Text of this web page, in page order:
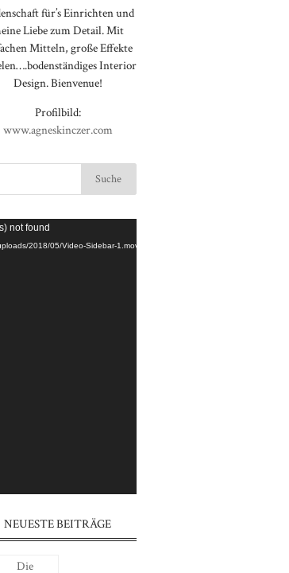
für’s Einrichten und
Liebe zum Detail. Mit
Mitteln, große Effekte
Interior
Design. Bienvenue!
Profilbild:
www.agneskinczer.com
not found
2018/05/Video-Sidebar-1.mov
NEUESTE BEITRÄGE